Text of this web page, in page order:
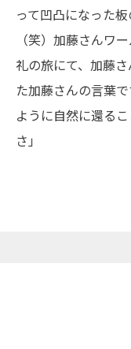
って凹凸になった
（笑）加藤さんワ
礼の旅にて、加藤さ
た加藤さんの言葉で
ように自然に還るこ
さ」